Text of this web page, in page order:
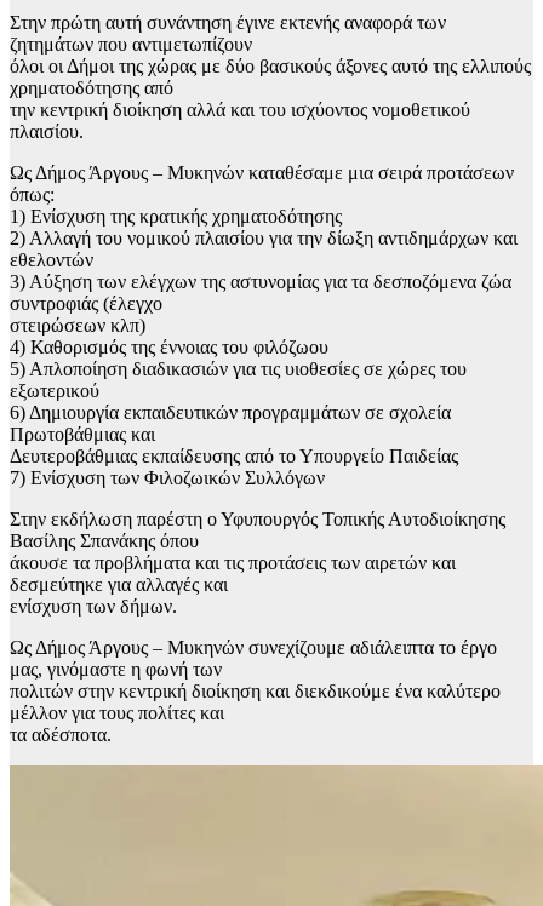
Στην πρώτη αυτή συνάντηση έγινε εκτενής αναφορά των
ζητημάτων που αντιμετωπίζουν
όλοι οι Δήμοι της χώρας με δύο βασικούς άξονες αυτό της ελλιπούς
χρηματοδότησης από
την κεντρική διοίκηση αλλά και του ισχύοντος νομοθετικού
πλαισίου.
Ως Δήμος Άργους – Μυκηνών καταθέσαμε μια σειρά προτάσεων
όπως:
1) Ενίσχυση της κρατικής χρηματοδότησης
2) Αλλαγή του νομικού πλαισίου για την δίωξη αντιδημάρχων και
εθελοντών
3) Αύξηση των ελέγχων της αστυνομίας για τα δεσποζόμενα ζώα
συντροφιάς (έλεγχο
στειρώσεων κλπ)
4) Καθορισμός της έννοιας του φιλόζωου
5) Απλοποίηση διαδικασιών για τις υιοθεσίες σε χώρες του
εξωτερικού
6) Δημιουργία εκπαιδευτικών προγραμμάτων σε σχολεία
Πρωτοβάθμιας και
Δευτεροβάθμιας εκπαίδευσης από το Υπουργείο Παιδείας
7) Ενίσχυση των Φιλοζωικών Συλλόγων
Στην εκδήλωση παρέστη ο Υφυπουργός Τοπικής Αυτοδιοίκησης
Βασίλης Σπανάκης όπου
άκουσε τα προβλήματα και τις προτάσεις των αιρετών και
δεσμεύτηκε για αλλαγές και
ενίσχυση των δήμων.
Ως Δήμος Άργους – Μυκηνών συνεχίζουμε αδιάλειπτα το έργο
μας, γινόμαστε η φωνή των
πολιτών στην κεντρική διοίκηση και διεκδικούμε ένα καλύτερο
μέλλον για τους πολίτες και
τα αδέσποτα.